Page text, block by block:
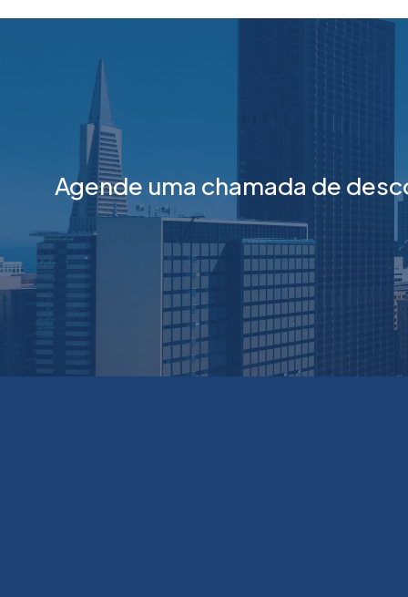
Agende uma chamada de